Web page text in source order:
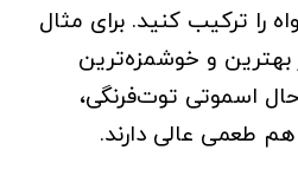
را ترکیب کنید. برای مثال
بهترین و خوشمزه‌ترین
اسموتی توت‌فرنگی،
طعمی عالی دارند.